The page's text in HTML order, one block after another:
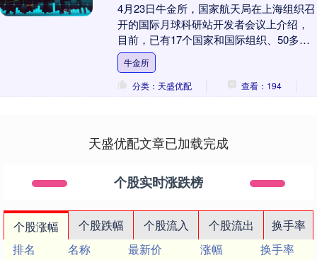
4月23日牛金所，国家航天局在上海组织召
开的国际月球科研站开发者会议上介绍，
目前，已有17个国家和国际组织、50多个
国际科研机构加入由中国发起的国际月球
科研站合....
牛金所
分类：天盛优配
查看：194
天盛优配文章已加载完成
个股实时涨跌榜
个股涨幅 个股跌幅 个股流入 个股流出
换手率
排名
名称 最新价 涨幅
换手率